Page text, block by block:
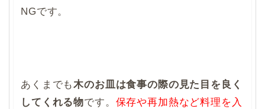
NGです。
あくまでも木のお皿は食事の際の見た目を良く
してくれる物です。 保存や再加熱など料理を入